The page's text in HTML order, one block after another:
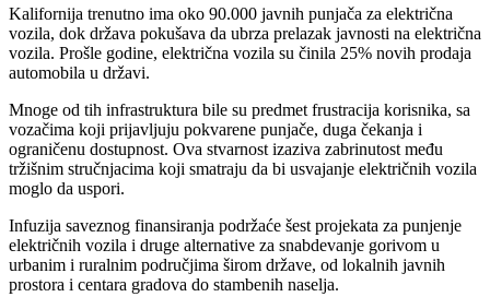
Kalifornija trenutno ima oko 90.000 javnih punjača za električna
vozila, dok država pokušava da ubrza prelazak javnosti na električna
vozila. Prošle godine, električna vozila su činila 25% novih prodaja
automobila u državi.
Mnoge od tih infrastruktura bile su predmet frustracija korisnika, sa
vozačima koji prijavljuju pokvarene punjače, duga čekanja i
ograničenu dostupnost. Ova stvarnost izaziva zabrinutost među
tržišnim stručnjacima koji smatraju da bi usvajanje električnih vozila
moglo da uspori.
Infuzija saveznog finansiranja podržaće šest projekata za punjenje
električnih vozila i druge alternative za snabdevanje gorivom u
urbanim i ruralnim područjima širom države, od lokalnih javnih
prostora i centara gradova do stambenih naselja.